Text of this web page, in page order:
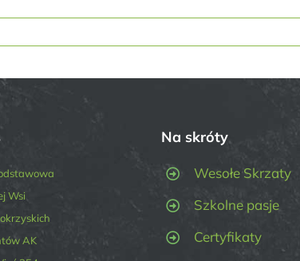
Wsi
AK
Na skróty
Wesołe Skrzaty
Szkolne pasje
Certyfikaty